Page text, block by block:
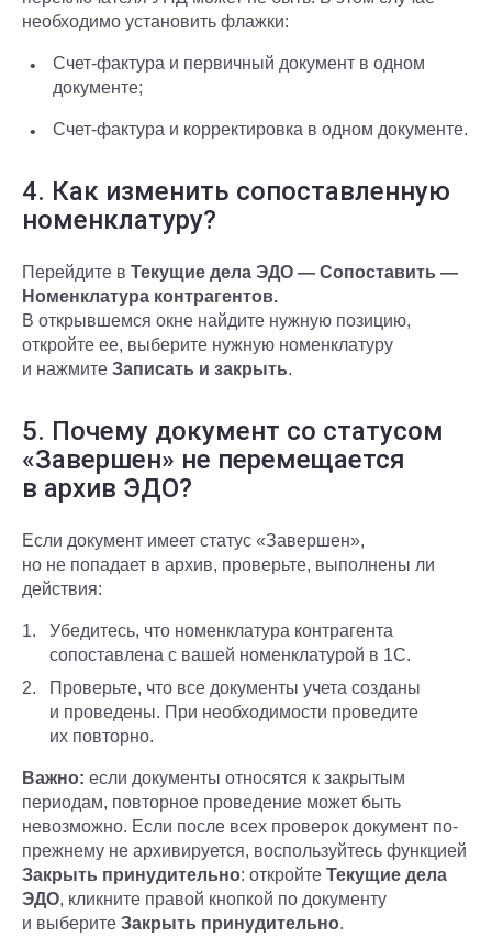
необходимо установить флажки:
Счет-фактура и первичный документ в одном
документе;
Счет-фактура и корректировка в одном документе.
4. Как изменить сопоставленную
номенклатуру?
Перейдите в Текущие дела ЭДО — Сопоставить —
Номенклатура контрагентов.
В открывшемся окне найдите нужную позицию,
откройте ее, выберите нужную номенклатуру
и нажмите Записать и закрыть.
5. Почему документ со статусом
«Завершен» не перемещается
в архив ЭДО?
Если документ имеет статус «Завершен»,
но не попадает в архив, проверьте, выполнены ли
действия:
Убедитесь, что номенклатура контрагента
сопоставлена с вашей номенклатурой в 1С.
Проверьте, что все документы учета созданы
и проведены. При необходимости проведите
их повторно.
Важно: если документы относятся к закрытым
периодам, повторное проведение может быть
невозможно. Если после всех проверок документ по-
прежнему не архивируется, воспользуйтесь функцией
Закрыть принудительно: откройте Текущие дела
ЭДО, кликните правой кнопкой по документу
и выберите Закрыть принудительно.